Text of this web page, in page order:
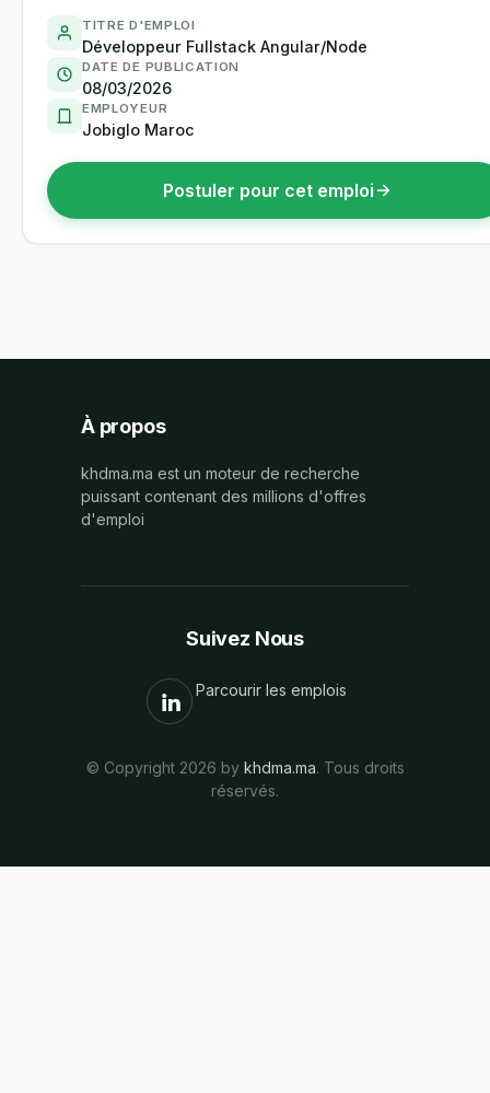
TITRE D'EMPLOI
Développeur Fullstack Angular/Node
DATE DE PUBLICATION
08/03/2026
EMPLOYEUR
Jobiglo Maroc
Postuler pour cet emploi
À propos
khdma.ma est un moteur de recherche
puissant contenant des millions d'offres
d'emploi
Suivez Nous
Parcourir les emplois
© Copyright 2026 by khdma.ma. Tous droits
réservés.